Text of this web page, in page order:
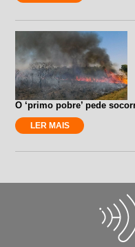
O ‘primo pobre’ pede
LER MAIS